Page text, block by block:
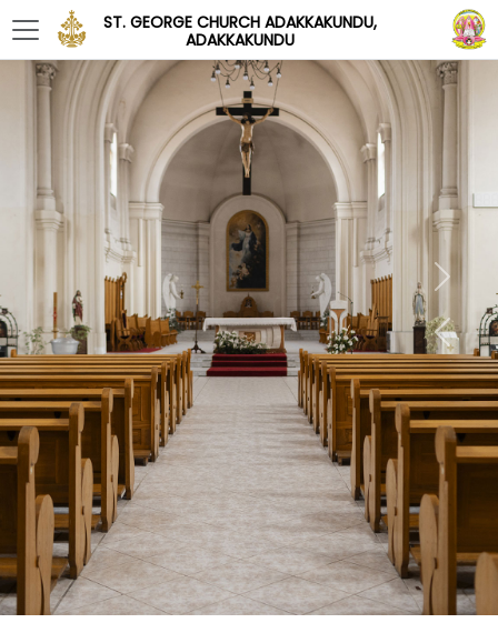
ST. GEORGE CHURCH ADAKKAKUNDU,
ADAKKAKUNDU